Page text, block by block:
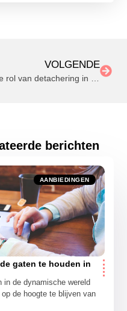
VOLGENDE
berichten
AANBIEDINGEN
gaten te houden in
in de dynamische wereld
de hoogte te blijven van